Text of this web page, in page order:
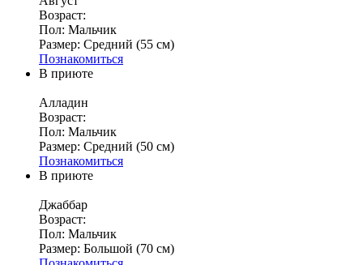
Возраст:
Пол: Мальчик
Размер: Средний (55 см)
Познакомиться
В приюте
Алладин
Возраст:
Пол: Мальчик
Размер: Средний (50 см)
Познакомиться
В приюте
Джаббар
Возраст:
Пол: Мальчик
Размер: Большой (70 см)